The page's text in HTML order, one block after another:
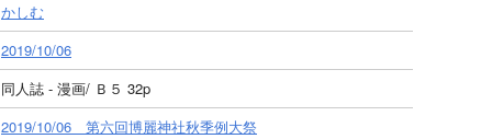
かしむ
2019/10/06
同人誌 - 漫画/ Ｂ５ 32p
2019/10/06 第六回博麗神社秋季例大祭